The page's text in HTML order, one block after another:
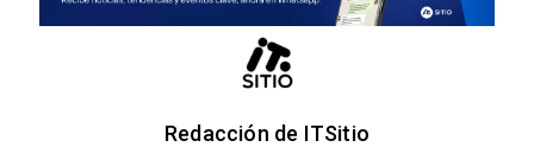
Redacción de ITSitio